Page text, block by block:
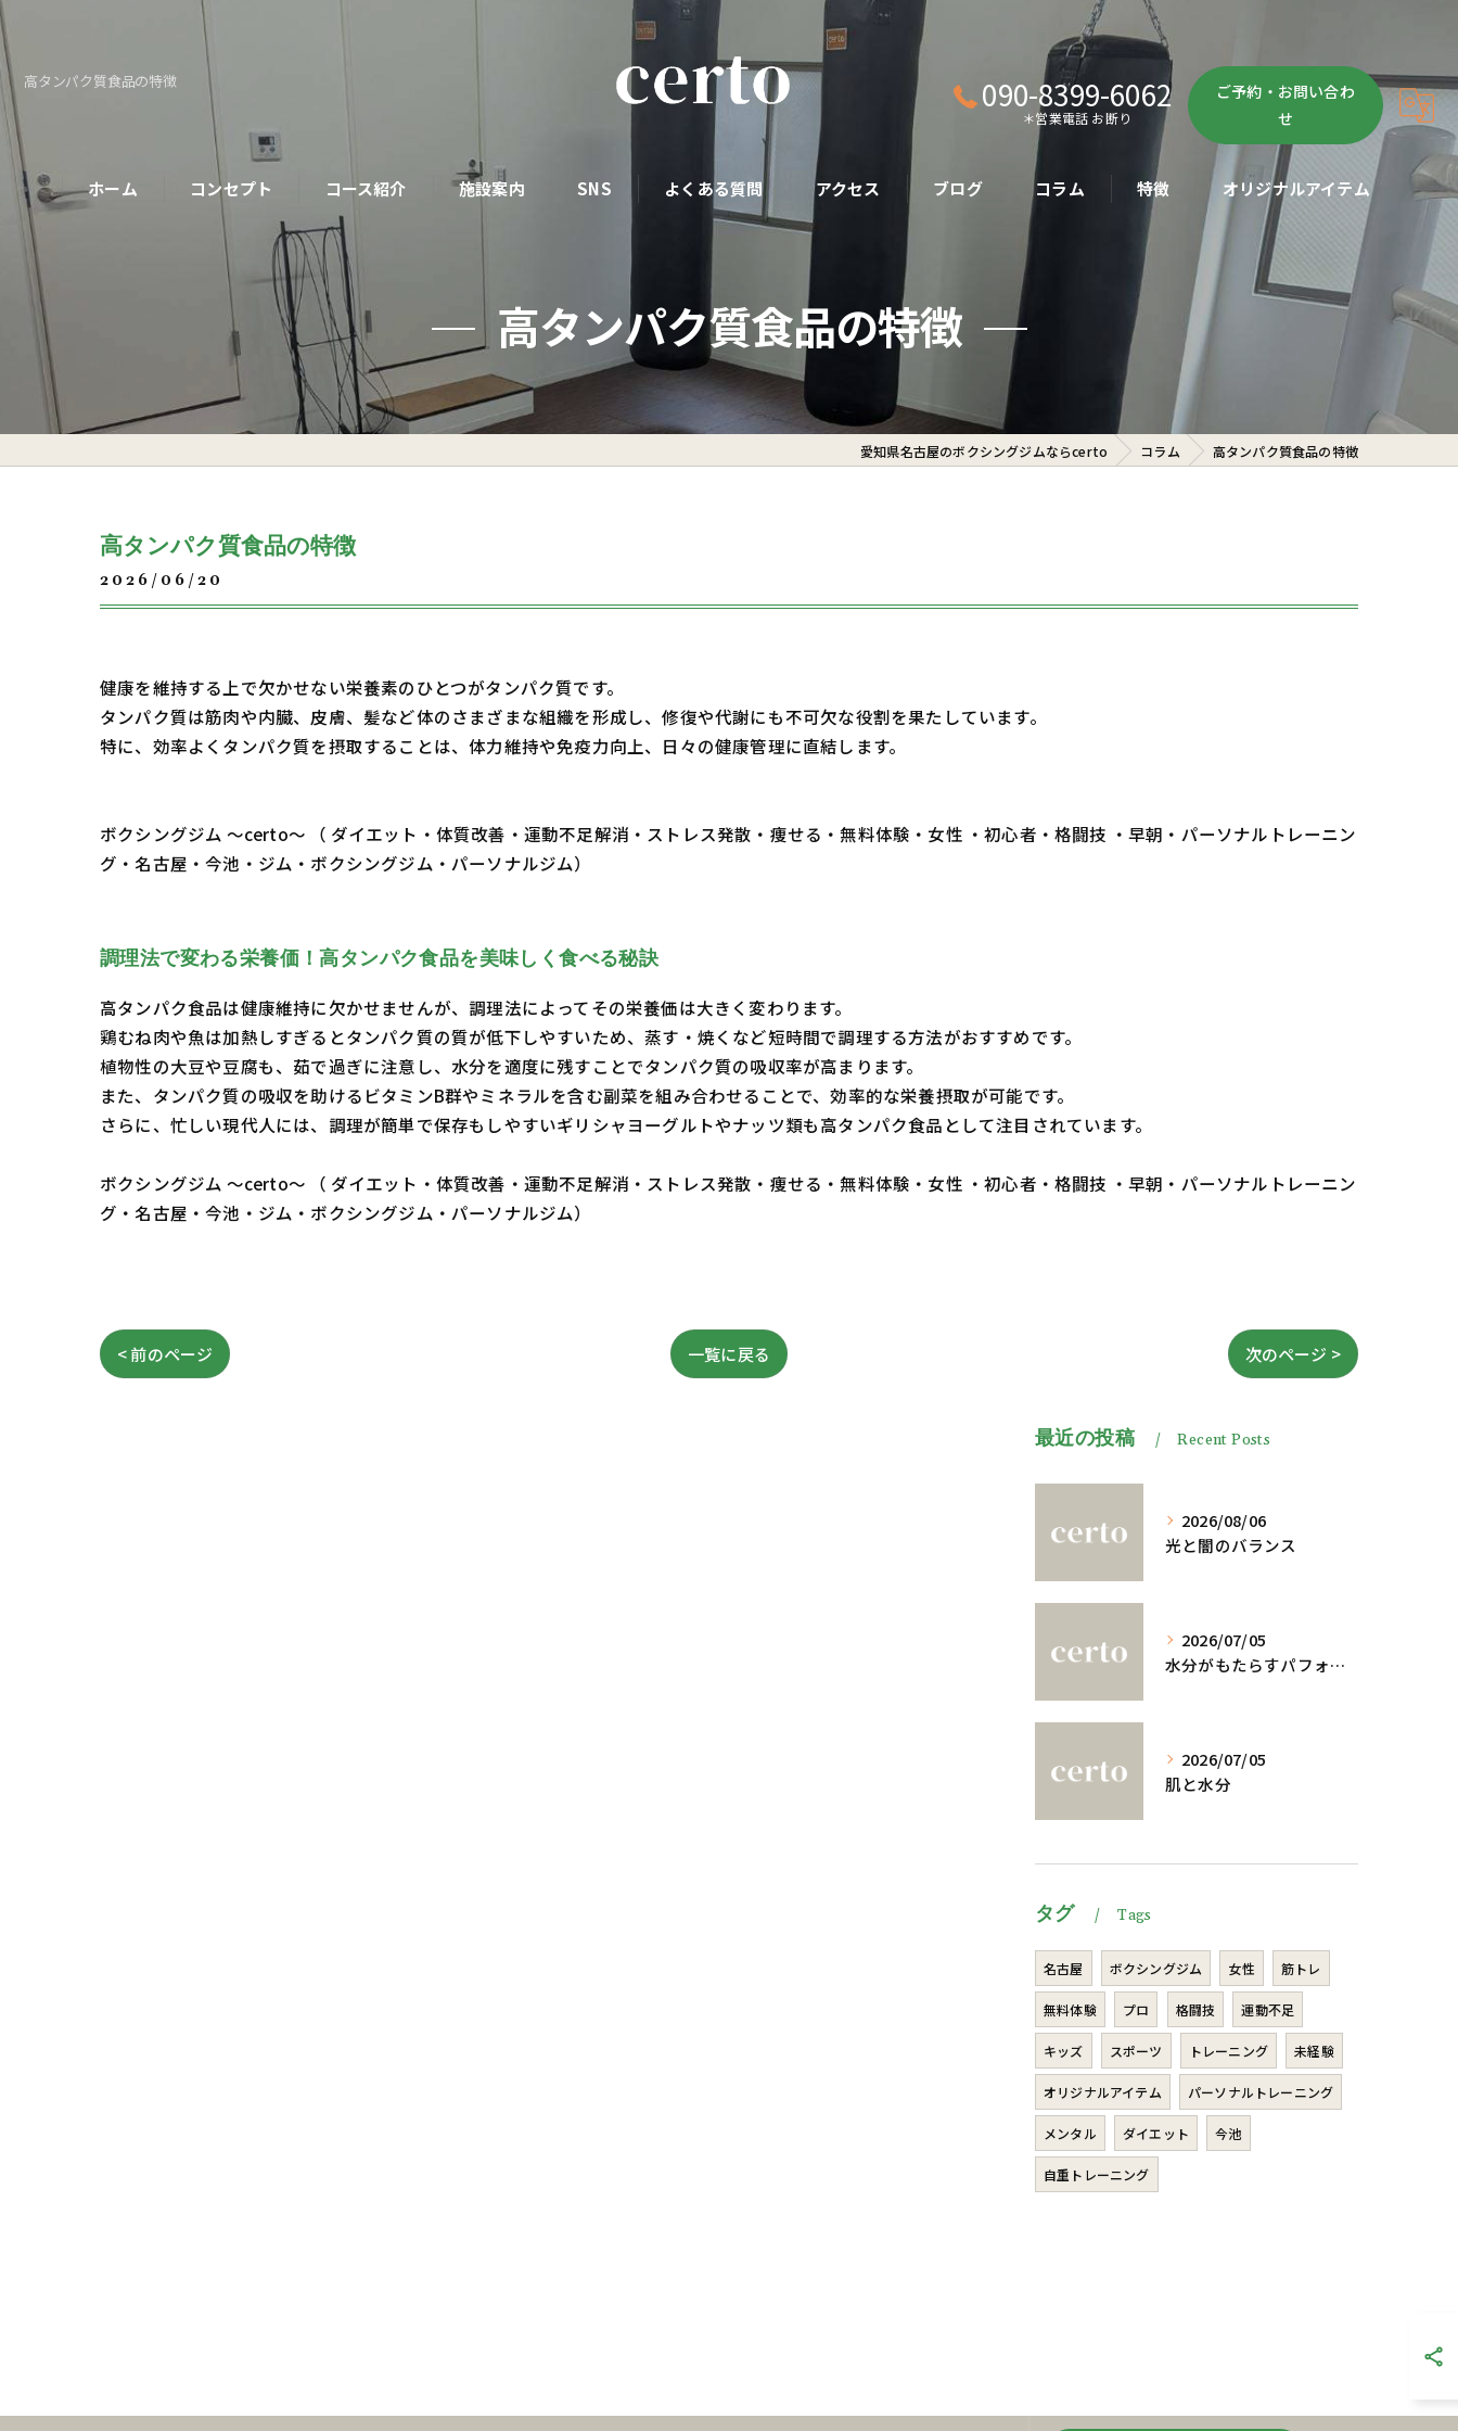
高タンパク質食品の特徴 090-8399-6062
＊営業電話 お断り
ご予約・お問い合わ
せ
ホーム コンセプト コース紹介
パーソナルコース
初めての方へ
施設案内 SNS よくある質問 アクセス ブログ コラム 特徴
ボクササイズ
パーソナル
ボディメイク
初心者
ダイエット
オリジナルアイテム
高タンパク質食品の特徴
愛知県名古屋のボクシングジムならcerto コラム 高タンパク質食品の特徴
高タンパク質食品の特徴
2026/06/20
健康を維持する上で欠かせない栄養素のひとつがタンパク質です。
タンパク質は筋肉や内臓、皮膚、髪など体のさまざまな組織を形成し、修復や代謝にも不可欠な役割を果たしています。
特に、効率よくタンパク質を摂取することは、体力維持や免疫力向上、日々の健康管理に直結します。
ボクシングジム ～certo～ （ ダイエット・体質改善・運動不足解消・ストレス発散・痩せる・無料体験・女性 ・初心者・格闘技 ・早朝・パーソナルトレーニン
グ・名古屋・今池・ジム・ボクシングジム・パーソナルジム）
調理法で変わる栄養価！高タンパク食品を美味しく食べる秘訣
高タンパク食品は健康維持に欠かせませんが、調理法によってその栄養価は大きく変わります。
鶏むね肉や魚は加熱しすぎるとタンパク質の質が低下しやすいため、蒸す・焼くなど短時間で調理する方法がおすすめです。
植物性の大豆や豆腐も、茹で過ぎに注意し、水分を適度に残すことでタンパク質の吸収率が高まります。
また、タンパク質の吸収を助けるビタミンB群やミネラルを含む副菜を組み合わせることで、効率的な栄養摂取が可能です。
さらに、忙しい現代人には、調理が簡単で保存もしやすいギリシャヨーグルトやナッツ類も高タンパク食品として注目されています。
ボクシングジム ～certo～ （ ダイエット・体質改善・運動不足解消・ストレス発散・痩せる・無料体験・女性 ・初心者・格闘技 ・早朝・パーソナルトレーニン
グ・名古屋・今池・ジム・ボクシングジム・パーソナルジム）
< 前のページ 一覧に戻る 次のページ >
最近の投稿 Recent Posts
2026/08/06
光と闇のバランス
2026/07/05
水分がもたらすパフォーマンスへの影響
2026/07/05
肌と水分
タグ Tags
名古屋 ボクシングジム 女性 筋トレ
無料体験 プロ 格闘技 運動不足
キッズ スポーツ トレーニング 未経験
オリジナルアイテム パーソナルトレーニング
メンタル ダイエット 今池
自重トレーニング